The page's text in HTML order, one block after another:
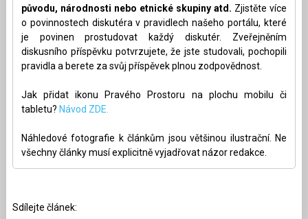
původu, národnosti nebo etnické skupiny atd. Zjistěte více
o povinnostech diskutéra v pravidlech našeho portálu, které
je povinen prostudovat každý diskutér. Zveřejněním
diskusního příspěvku potvrzujete, že jste studovali, pochopili
pravidla a berete za svůj příspěvek plnou zodpovědnost.
Jak přidat ikonu Pravého Prostoru na plochu mobilu či
tabletu? Návod ZDE.
Náhledové fotografie k článkům jsou většinou ilustrační. Ne
všechny články musí explicitně vyjadřovat názor redakce.
Sdílejte článek: